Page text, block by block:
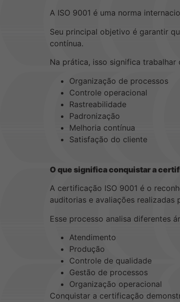
A ISO 9001 é uma norma
Seu principal objetivo é garantir
contínua.
Na prática, isso significa trabalhar
Organização de processos
Controle operacional
Rastreabilidade
Padronização
Melhoria contínua
Satisfação do cliente
O que significa conquistar a
A certificação ISO 9001 é o
auditorias e avaliações
Esse processo analisa diferentes
Atendimento
Produção
Controle de qualidade
Gestão de processos
Organização operacional
Conquistar a certificação